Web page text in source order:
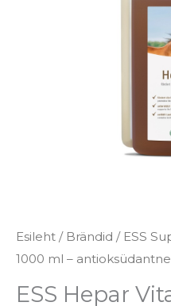
Esileht / Brändid / ESS
1000 ml –
ESS Hepar